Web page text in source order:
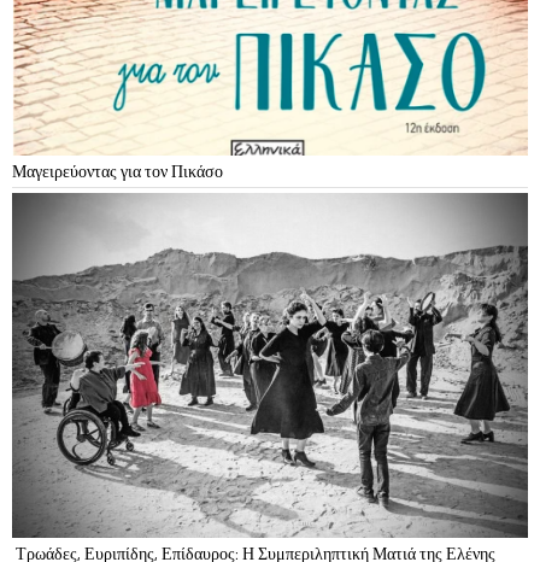
Μαγειρεύοντας για τον Πικάσο
Τρωάδες, Ευριπίδης, Επίδαυρος: Η Συμπεριληπτική Ματιά της Ελένης